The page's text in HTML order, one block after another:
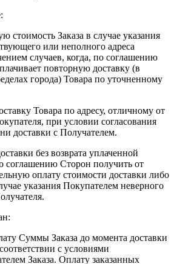
стоимость Заказа в случае указания
или неполного адреса
случаев, когда, по соглашению
повторную доставку (в
города) Товара по уточненному
Товара по адресу, отличному от
при условии согласования
доставки с Получателем.
без возврата уплаченной
соглашению Сторон получить от
оплату стоимости доставки либо
указания Покупателем неверного
Суммы Заказа до момента доставки
с условиями
Заказа. Оплату заказанных